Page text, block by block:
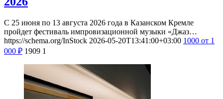
С 25 июня по 13 августа 2026 года в Казанском Кремле
пройдет фестиваль импровизационной музыки «Джаз…
https://schema.org/InStock 2026-05-20T13:41:00+03:00 1000 от 1
000 ₽ 1909 1